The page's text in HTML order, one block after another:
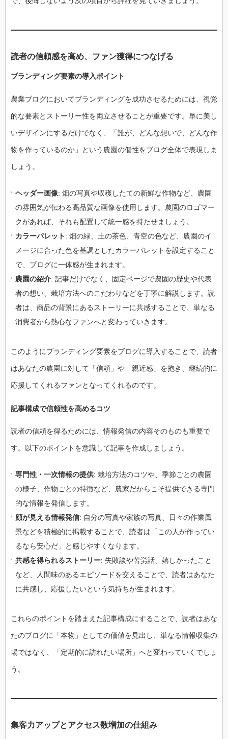
読者の信頼感を高め、ファン獲得につなげる
ブランディング要素の導入ポイント
農業ブログにおいてブランディングを成功させるためには、視覚
的な要素とストーリー性を両立させることが重要です。単に美し
いデザインにするだけでなく、「誰が、どんな想いで、どんな作
物を作っているのか」という農園の個性をブログ全体で表現しま
しょう。
ヘッダー画像: 畑の写真や収穫したての新鮮な作物など、農園
の雰囲気が伝わる高品質な画像を使用します。農園のロゴマー
クがあれば、それも配置して統一感を持たせましょう。
カラーパレット: 畑の緑、土の茶色、青空の色など、農園のイ
メージに合った色を基調としたカラーパレットを設定すること
で、ブログに一体感が生まれます。
農園の紹介: 記事だけでなく、固定ページで農園の歴史や代表
者の想い、栽培方法へのこだわりなどを丁寧に解説します。読
者は、商品の背景にあるストーリーに共感することで、単なる
消費者から熱心なファンへと変わっていきます。
このようにブランディング要素をブログに導入することで、読者
はあなたの農園に対して「信頼」や「親近感」を抱き、継続的に
応援してくれるファンとなってくれるのです。
記事構成で信頼性を高めるコツ
読者の信頼を得るためには、情報発信の内容そのものも重要で
す。以下のポイントを意識して記事を作成しましょう。
専門性・一次情報の提供: 栽培方法のコツや、季節ごとの農園
の様子、作物ごとの特徴など、農家だからこそ提供できる専門
的な情報を発信します。
顔が見える情報発信: 自分の写真や家族の写真、日々の作業風
景などを積極的に掲載することで、読者は「この人が作ってい
るなら安心だ」と感じやすくなります。
共感を得られるストーリー: 失敗談や苦労話、嬉しかったこと
など、人間味のあるエピソードを交えることで、読者はあなた
に共感し、応援したいという気持ちが生まれます。
これらのポイントを踏まえた記事構成にすることで、読者はあな
たのブログに「本物」としての価値を見出し、単なる情報収集の
場ではなく、「定期的に訪れたい場所」へと変わっていくでしょ
う。
集客力アップとアクセス数増加の仕組み